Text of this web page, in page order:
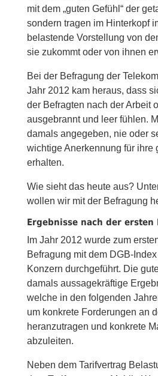
mit dem „guten Gefühl“ der
sondern tragen im Hinterkopf
belastende Vorstellung von
sie zukommt oder von ihnen
Bei der Befragung der
Jahr 2012 kam heraus, dass
der Befragten nach der Arbeit
ausgebrannt und leer fühlen.
damals angegeben, nie oder
wichtige Anerkennung für ihre
erhalten.
Wie sieht das heute aus?
wollen wir mit der Befragung
Ergebnisse nach der ersten
Im Jahr 2012 wurde zum
Befragung mit dem DGB-
Konzern durchgeführt. Die
damals aussagekräftige
welche in den folgenden
um konkrete Forderungen an
heranzutragen und konkrete
abzuleiten.
Neben dem Tarifvertrag